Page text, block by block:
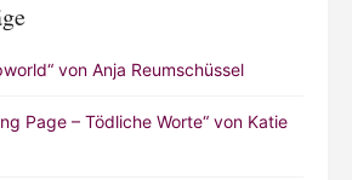
von Anja Reumschüssel
Page – Tödliche Worte“ von Katie